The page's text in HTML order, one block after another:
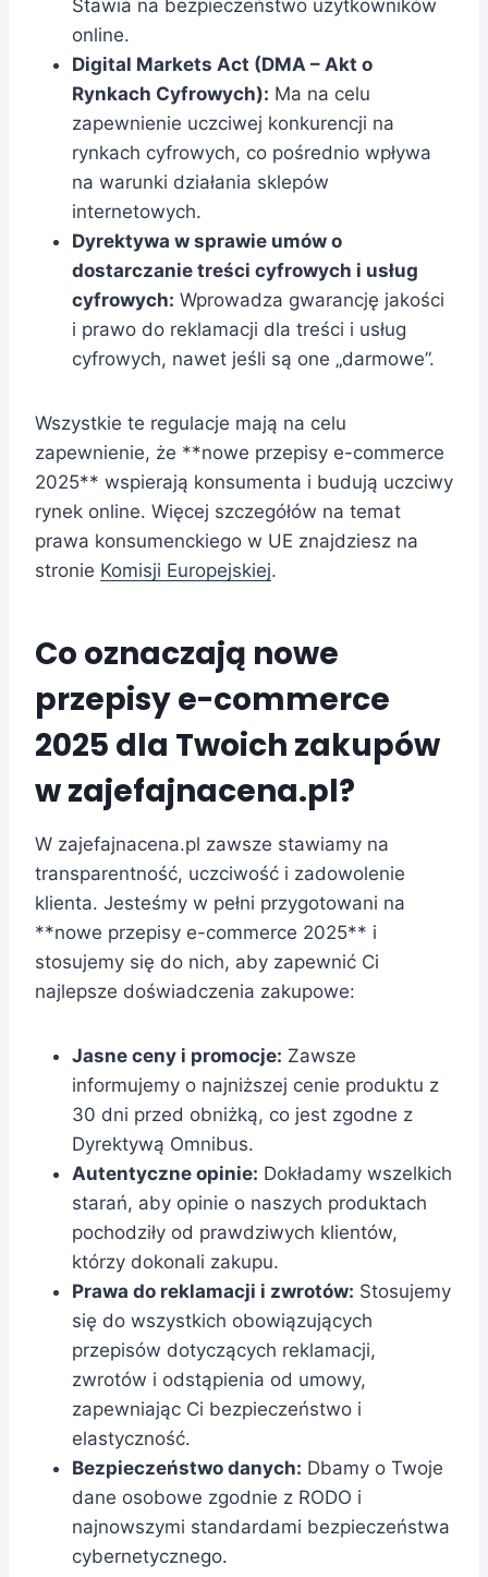
Stawia na bezpieczeństwo użytkowników
online.
Digital Markets Act (DMA – Akt o
Rynkach Cyfrowych): Ma na celu
zapewnienie uczciwej konkurencji na
rynkach cyfrowych, co pośrednio wpływa
na warunki działania sklepów
internetowych.
Dyrektywa w sprawie umów o
dostarczanie treści cyfrowych i usług
cyfrowych: Wprowadza gwarancję jakości
i prawo do reklamacji dla treści i usług
cyfrowych, nawet jeśli są one „darmowe”.
Wszystkie te regulacje mają na celu
zapewnienie, że **nowe przepisy e-commerce
2025** wspierają konsumenta i budują uczciwy
rynek online. Więcej szczegółów na temat
prawa konsumenckiego w UE znajdziesz na
stronie Komisji Europejskiej.
Co oznaczają nowe
przepisy e-commerce
2025 dla Twoich zakupów
w zajefajnacena.pl?
W zajefajnacena.pl zawsze stawiamy na
transparentność, uczciwość i zadowolenie
klienta. Jesteśmy w pełni przygotowani na
**nowe przepisy e-commerce 2025** i
stosujemy się do nich, aby zapewnić Ci
najlepsze doświadczenia zakupowe:
Jasne ceny i promocje: Zawsze
informujemy o najniższej cenie produktu z
30 dni przed obniżką, co jest zgodne z
Dyrektywą Omnibus.
Autentyczne opinie: Dokładamy wszelkich
starań, aby opinie o naszych produktach
pochodziły od prawdziwych klientów,
którzy dokonali zakupu.
Prawa do reklamacji i zwrotów: Stosujemy
się do wszystkich obowiązujących
przepisów dotyczących reklamacji,
zwrotów i odstąpienia od umowy,
zapewniając Ci bezpieczeństwo i
elastyczność.
Bezpieczeństwo danych: Dbamy o Twoje
dane osobowe zgodnie z RODO i
najnowszymi standardami bezpieczeństwa
cybernetycznego.